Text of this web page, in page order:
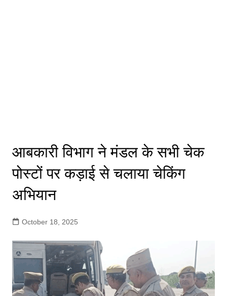
आबकारी विभाग ने मंडल के सभी चेक
पोस्टों पर कड़ाई से चलाया चेकिंग
अभियान
October 18, 2025